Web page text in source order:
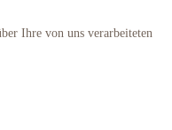
Ihre von uns verarbeiteten